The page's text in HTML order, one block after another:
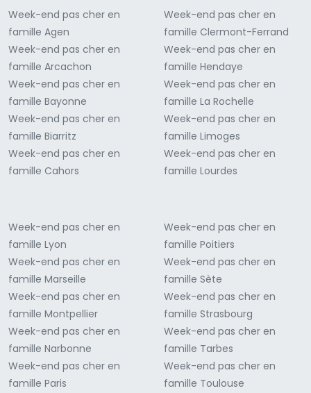
Week-end pas cher en
famille Agen
Week-end pas cher en
famille Arcachon
Week-end pas cher en
famille Bayonne
Week-end pas cher en
famille Biarritz
Week-end pas cher en
famille Cahors
Week-end pas cher en
famille Clermont-Ferrand
Week-end pas cher en
famille Hendaye
Week-end pas cher en
famille La Rochelle
Week-end pas cher en
famille Limoges
Week-end pas cher en
famille Lourdes
Week-end pas cher en
famille Lyon
Week-end pas cher en
famille Marseille
Week-end pas cher en
famille Montpellier
Week-end pas cher en
famille Narbonne
Week-end pas cher en
famille Paris
Week-end pas cher en
famille Poitiers
Week-end pas cher en
famille Sète
Week-end pas cher en
famille Strasbourg
Week-end pas cher en
famille Tarbes
Week-end pas cher en
famille Toulouse